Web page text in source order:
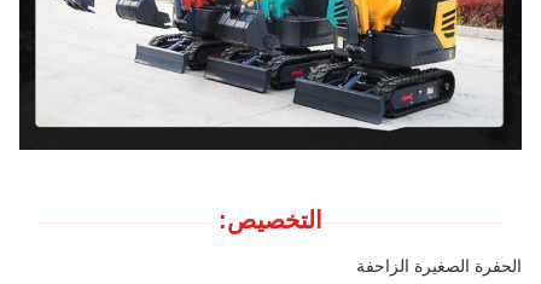
التخصيص:
الحفرة الصغيرة الزاحفة